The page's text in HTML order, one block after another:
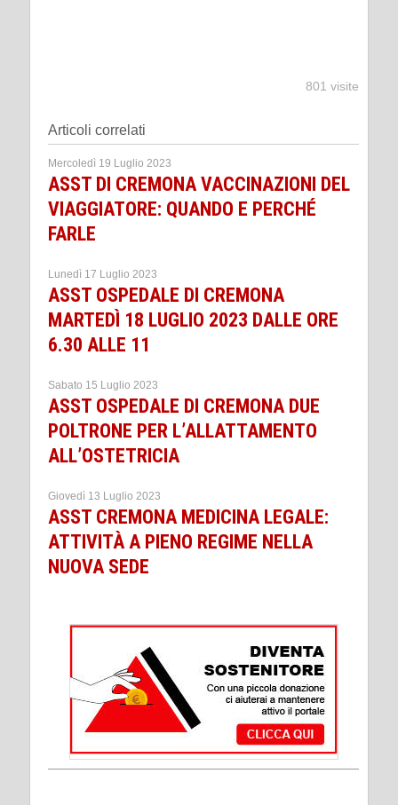
801 visite
Articoli correlati
Mercoledì 19 Luglio 2023
ASST DI CREMONA VACCINAZIONI DEL
VIAGGIATORE: QUANDO E PERCHÉ
FARLE
Lunedì 17 Luglio 2023
ASST OSPEDALE DI CREMONA
MARTEDÌ 18 LUGLIO 2023 DALLE ORE
6.30 ALLE 11
Sabato 15 Luglio 2023
ASST OSPEDALE DI CREMONA DUE
POLTRONE PER L’ALLATTAMENTO
ALL’OSTETRICIA
Giovedì 13 Luglio 2023
ASST CREMONA MEDICINA LEGALE:
ATTIVITÀ A PIENO REGIME NELLA
NUOVA SEDE